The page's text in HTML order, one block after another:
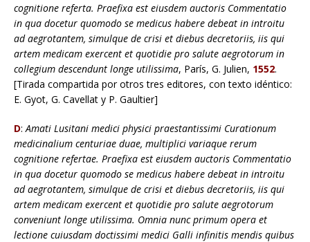
cognitione referta. Praefixa est eiusdem auctoris Commentatio
in qua docetur quomodo se medicus habere debeat in introitu
ad aegrotantem, simulque de crisi et diebus decretoriis, iis qui
artem medicam exercent et quotidie pro salute aegrotorum in
collegium descendunt longe utilissima, París, G. Julien, 1552.
[Tirada compartida por otros tres editores, con texto idéntico:
E. Gyot, G. Cavellat y P. Gaultier]
D:Amati Lusitani medici physici praestantissimi Curationum
medicinalium centuriae duae, multiplici variaque rerum
cognitione refertae. Praefixa est eiusdem auctoris Commentatio
in qua docetur quomodo se medicus habere debeat in introitu
ad aegrotantem, simulque de crisi et diebus decretoriis, iis qui
artem medicam exercent et quotidie pro salute aegrotorum
conveniunt longe utilissima. Omnia nunc primum opera et
lectione cuiusdam doctissimi medici Galli infinitis mendis quibus